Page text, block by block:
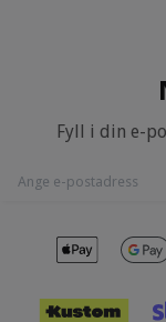
Fyll i din e-